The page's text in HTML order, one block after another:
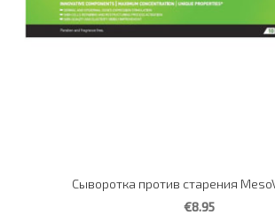
Сыворотка против старения
€8.95